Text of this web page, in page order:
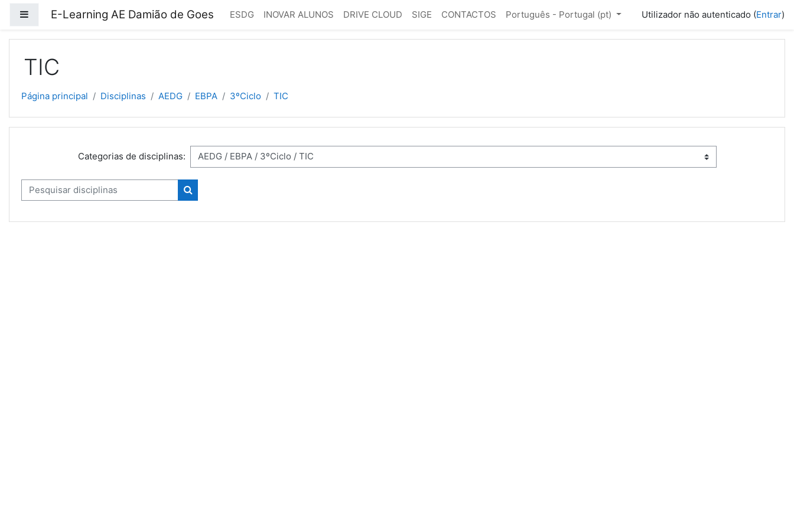
Painel lateral
E-Learning AE Damião de Goes ESDG INOVAR ALUNOS DRIVE CLOUD SIGE CONTACTOS Português - Portugal ‎(pt)‎ Utilizador não autenticado (Entrar)
TIC
Página principal Disciplinas AEDG EBPA 3ºCiclo TIC
Categorias de disciplinas:
Pesquisar disciplinas
Pesquisar disciplinas